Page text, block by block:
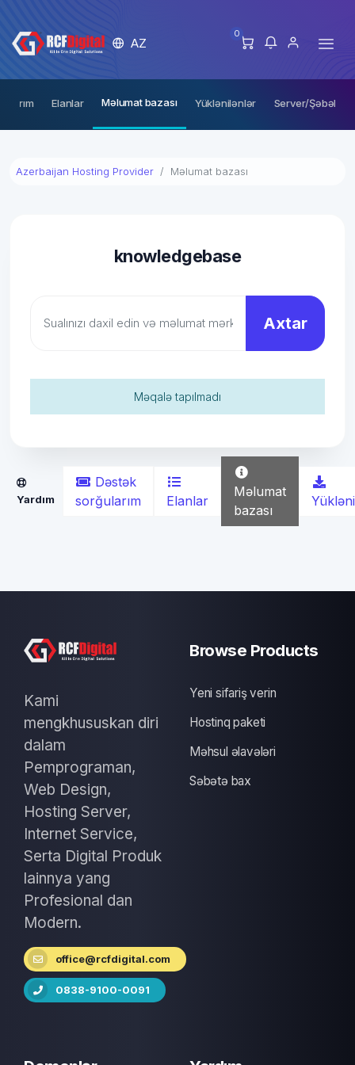
AZ
0
Elanlar Məlumat bazası Yüklənilənlər Server/Şəbəkə
Azerbaijan Hosting Provider Məlumat bazası
knowledgebase
Axtar
Məqalə tapılmadı
Yardım
Dəstək
sorğularım
Elanlar
Məlumat
bazası
Kami
mengkhususkan diri
dalam
Pemprograman,
Web Design,
Hosting Server,
Internet Service,
Serta Digital Produk
lainnya yang
Profesional dan
Modern.
office@rcfdigital.com
0838-9100-0091
Browse Products
Yeni sifariş verin
Hostinq paketi
Məhsul əlavələri
Səbətə bax